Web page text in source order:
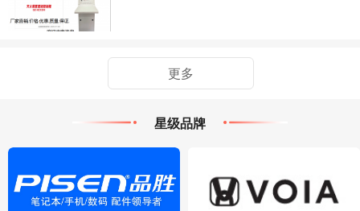
更多
星级品牌